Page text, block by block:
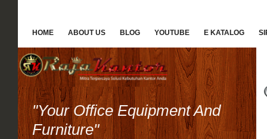
HOME ABOUT US BLOG YOUTUBE E KATALOG
"Your Office Equipment And
Furniture"